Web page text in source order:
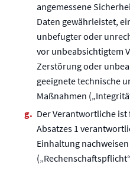
angemessene
Daten gewährleistet,
unbefugter oder
vor unbeabsichtigtem
Zerstörung oder
geeignete technische
Maßnahmen
Der Verantwortliche
Absatzes 1
Einhaltung